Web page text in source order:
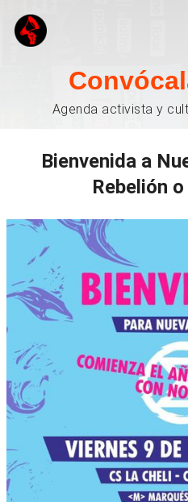
Agenda activista y
Bienvenida a
Rebelión